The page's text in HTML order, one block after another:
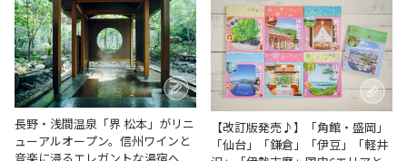
長野・浅間温泉「界 松本」がリニ
ューアルオープン。信州ワインと
【改訂版発売♪】「角館・盛岡」
「仙台」「鎌倉」「伊豆」「軽井